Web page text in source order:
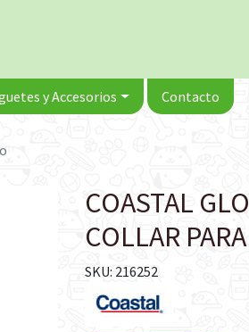
y Accesorios Contacto
COASTAL
COLLAR
SKU: 216252